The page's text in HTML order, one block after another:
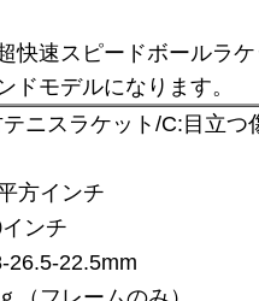
速スピードボールラケ
ドモデルになります。
ニスラケット/C:目立つ
方インチ
ンチ
26.5-22.5mm